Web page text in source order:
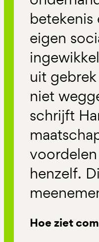
eigen
uit
niet
schrijft
henzelf.
Hoe ziet